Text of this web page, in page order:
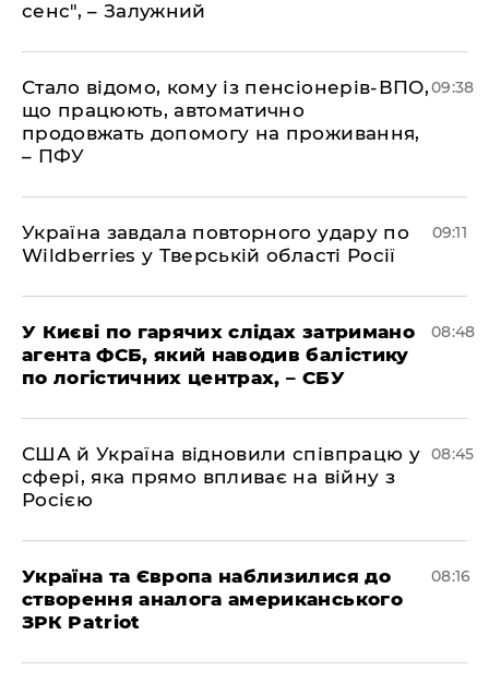
сенс", – Залужний
Стало відомо, кому із пенсіонерів-ВПО,
що працюють, автоматично
продовжать допомогу на проживання,
– ПФУ
09:38
Україна завдала повторного удару по
Wildberries у Тверській області Росії
09:11
У Києві по гарячих слідах затримано
агента ФСБ, який наводив балістику
по логістичних центрах, – СБУ
08:48
США й Україна відновили співпрацю у
сфері, яка прямо впливає на війну з
Росією
08:45
Україна та Європа наблизилися до
створення аналога американського
ЗРК Patriot
08:16